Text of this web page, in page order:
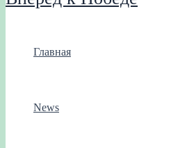
Главная
News